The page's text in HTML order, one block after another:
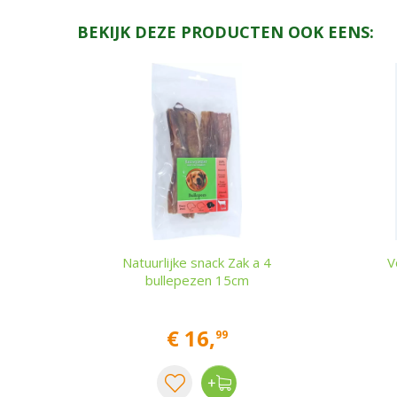
BEKIJK DEZE PRODUCTEN OOK EENS:
Natuurlijke snack Zak a 4
bullepezen 15cm
€ 16,99